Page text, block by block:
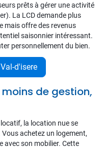
prêts à gérer une activité
La LCD demande plus
mais offre des revenus
saisonnier intéressant.
personnellement du bien.
d'isere
de gestion,
la location nue se
achetez un logement,
avec son mobilier. Cette